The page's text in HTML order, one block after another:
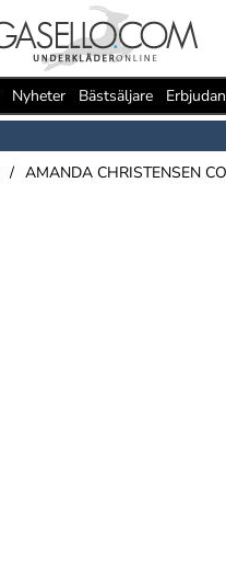
Nyheter Bästsäljare
/ AMANDA CHRISTENSEN